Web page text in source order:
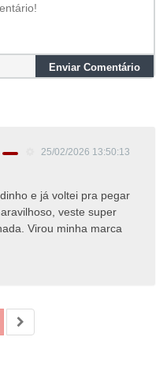
Enviar Comentário
25/02/2026 13:50:13
e já voltei pra pegar
veste super
Virou minha marca